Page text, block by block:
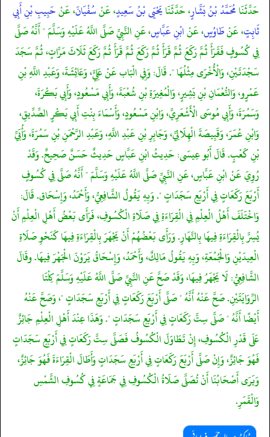
حَدَّثَنَامُحَمَّدُ بْنُ بَشَّارٍ، حَدَّثَنَايَحْيَى بْنُ سَعِيدٍ، عَنْسُفْيَانَ، عَنْحَبِيبِ بْنِ أَبِي
ثَابِتٍ، عَنْطَاوُسٍ، عَنْابْنِ عَبَّاسٍ، عَنِ النَّبِيِّ صَلَّى اللَّهُ عَلَيْهِ وَسَلَّمَ " أَنَّهُ صَلَّى
فِي كُسُوفٍ فَقَرَأَ ثُمَّ رَكَعَ ثُمَّ قَرَأَ ثُمَّ رَكَعَ ثُمَّ قَرَأَ ثُمَّ رَكَعَ ثَلَاثَ مَرَّاتٍ، ثُمَّ سَجَدَ
سَجْدَتَيْنِ، وَالْأُخْرَى مِثْلُهَا ". قَالَ: وَفِي الْبَاب عَنْ عَلِيٍّ، وَعَائِشَةَ، وَعَبْدِ اللَّهِ بْنِ
عَمْرٍو، وَالنُّعْمَانِ بْنِ بَشِيرٍ، وَالْمُغِيرَةِ بْنِ شُعْبَةَ، وَأَبِي مَسْعُودٍ، وَأَبِي بَكْرَةَ،
وَسَمُرَةَ، وَأَبِي مُوسَى الْأَشْعَرِيِّ، وَابْنِ مَسْعُودٍ، وَأَسْمَاءَ بِنْتِ أَبِي بَكْرٍ الصِّدِّيقِ،
وَابْنِ عُمَرَ، وَقَبِيصَةَ الْهِلَالِيِّ، وَجَابِرِ بْنِ عَبْدِ اللَّهِ، وَعَبْدِ الرَّحْمَنِ بْنِ سَمُرَةَ، وَأُبَيِّ
بْنِ كَعْبٍ. قَالَ أَبُو عِيسَى: حَدِيثُ ابْنِ عَبَّاسٍ حَدِيثٌ حَسَنٌ صَحِيحٌ. وَقَدْ
رُوِيَ عَنْ ابْنِ عَبَّاسٍ، عَنِ النَّبِيِّ صَلَّى اللَّهُ عَلَيْهِ وَسَلَّمَ " أَنَّهُ صَلَّى فِي كُسُوفٍ
أَرْبَعَ رَكَعَاتٍ فِي أَرْبَعِ سَجَدَاتٍ ". وَبِهِ يَقُولُ الشَّافِعِيُّ، وَأَحْمَدُ، وَإِسْحَاق. قَالَ:
وَاخْتَلَفَ أَهْلُ الْعِلْمِ فِي الْقِرَاءَةِ فِي صَلَاةِ الْكُسُوفِ، فَرَأَى بَعْضُ أَهْلِ الْعِلْمِ أَنْ
يُسِرَّ بِالْقِرَاءَةِ فِيهَا بِالنَّهَارِ. وَرَأَى بَعْضُهُمْ أَنْ يَجْهَرَ بِالْقِرَاءَةِ فِيهَا كَنَحْوِ صَلَاةِ
الْعِيدَيْنِ وَالْجُمُعَةِ، وَبِهِ يَقُولُ مَالِكٌ، وَأَحْمَدُ، وَإِسْحَاقُ يَرَوْنَ الْجَهْرَ فِيهَا. وقَالَ
الشَّافِعِيُّ: لَا يَجْهَرُ فِيهَا، وَقَدْ صَحَّ عَنِ النَّبِيِّ صَلَّى اللَّهُ عَلَيْهِ وَسَلَّمَ كِلْتَا
الرِّوَايَتَيْنِ. صَحَّ عَنْهُ أَنَّهُ " صَلَّى أَرْبَعَ رَكَعَاتٍ فِي أَرْبَعِ سَجَدَاتٍ "، وَصَحَّ عَنْهُ
أَيْضًا أَنَّهُ " صَلَّى سِتَّ رَكَعَاتٍ فِي أَرْبَعِ سَجَدَاتٍ ". وَهَذَا عِنْدَ أَهْلِ الْعِلْمِ جَائِزٌ
عَلَى قَدْرِ الْكُسُوفِ، إِنْ تَطَاوَلَ الْكُسُوفُ فَصَلَّى سِتَّ رَكَعَاتٍ فِي أَرْبَعِ سَجَدَاتٍ
فَهُوَ جَائِزٌ، وَإِنْ صَلَّى أَرْبَعَ رَكَعَاتٍ فِي أَرْبَعِ سَجَدَاتٍ وَأَطَالَ الْقِرَاءَةَ فَهُوَ جَائِزٌ،
وَيَرَى أَصْحَابُنَا أَنْ تُصَلَّى صَلَاةُ الْكُسُوفِ فِي جَمَاعَةٍ فِي كُسُوفِ الشَّمْسِ
وَالْقَمَرِ.